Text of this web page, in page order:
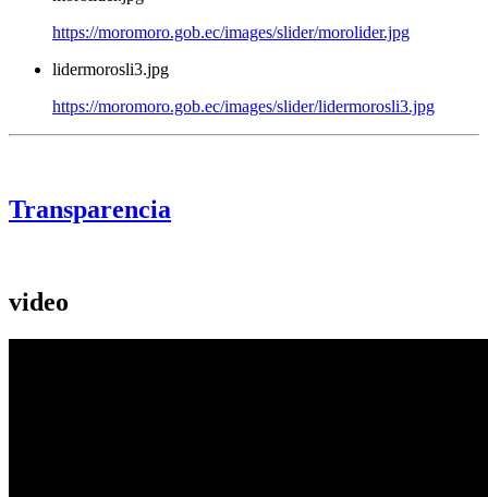
https://moromoro.gob.ec/images/slider/morolider.jpg
lidermorosli3.jpg
https://moromoro.gob.ec/images/slider/lidermorosli3.jpg
Transparencia
video